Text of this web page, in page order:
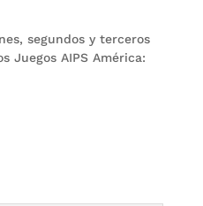
segundos y terceros
Juegos AIPS América: